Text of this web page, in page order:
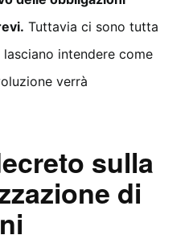
Tuttavia ci sono tutta
intendere come
verrà
sulla
di